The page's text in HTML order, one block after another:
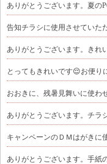
ありがとうございます。夏の
告知チラシに使用させていた
ありがとうございます。きれ
とってもきれいです😌お便り
おおきに、残暑見舞いに使わ
ありがとうございます。チラ
キャンペーンのＤＭはがきに
ありがとうございます。手紙